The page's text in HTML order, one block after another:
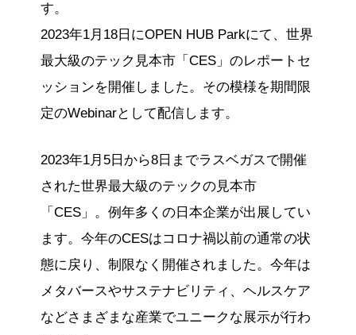
す。
2023年1月18日にOPEN HUB Parkにて、世界
最大級のテック見本市「CES」のレポートセ
ッションを開催しました。その模様を期間限
定のWebinarとして配信します。
2023年1月5日から8日までラスベガスで開催
された世界最大級のテックの見本市
「CES」。例年多くの日本企業が出展してい
ます。今年のCESはコロナ禍以前の通常の状
態に戻り、制限なく開催されました。今年は
メタバースやサステナビリティ、ヘルスケア
などさまざまな産業でユニークな展示が行わ